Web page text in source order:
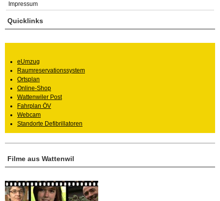
Impressum
Filme aus Wattenwil
Quicklinks
eUmzug
Raumreservationssystem
Ortsplan
Online-Shop
Wattenwiler Post
Fahrplan ÖV
Webcam
Standorte Defibrillatoren